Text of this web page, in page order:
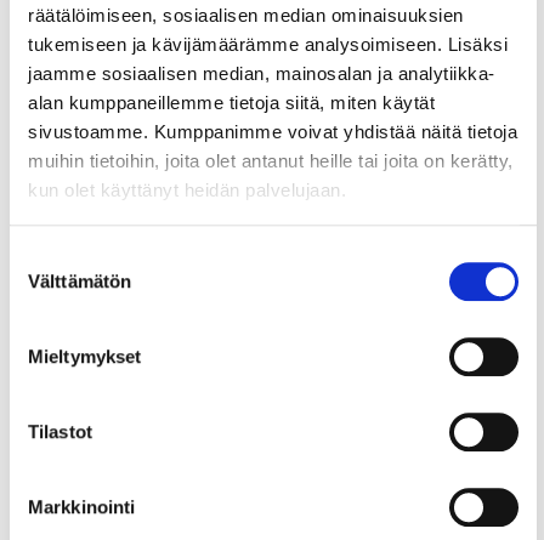
räätälöimiseen, sosiaalisen median ominaisuuksien
tukemiseen ja kävijämäärämme analysoimiseen. Lisäksi
jaamme sosiaalisen median, mainosalan ja analytiikka-
alan kumppaneillemme tietoja siitä, miten käytät
sivustoamme. Kumppanimme voivat yhdistää näitä tietoja
muihin tietoihin, joita olet antanut heille tai joita on kerätty,
kun olet käyttänyt heidän palvelujaan.
valinta
Välttämätön
Mieltymykset
Tilastot
Markkinointi
des
sa
on
Nais
kam
arin